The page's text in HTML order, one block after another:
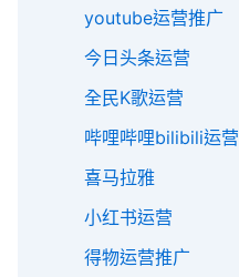
youtube运营推广
今日头条运营
全民K歌运营
哔哩哔哩bilibili运营
喜马拉雅
小红书运营
得物运营推广